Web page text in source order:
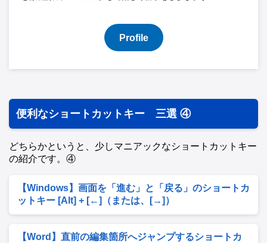
Profile
便利なショートカットキー 三選 ④
どちらかというと、少しマニアックなショートカットキー
の紹介です。④
【Windows】画面を「進む」と「戻る」のショートカ
ットキー [Alt] + [←]（または、[→]）
【Word】直前の編集箇所へジャンプするショートカ